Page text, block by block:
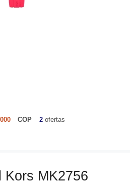
COP 2 ofertas
Kors MK2756